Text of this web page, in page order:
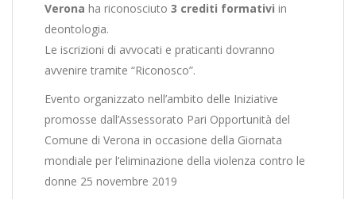
Verona ha riconosciuto 3 crediti formativi in
deontologia.
Le iscrizioni di avvocati e praticanti dovranno
avvenire tramite “Riconosco”.
Evento organizzato nell’ambito delle Iniziative
promosse dall’Assessorato Pari Opportunità del
Comune di Verona in occasione della Giornata
mondiale per l’eliminazione della violenza contro le
donne 25 novembre 2019